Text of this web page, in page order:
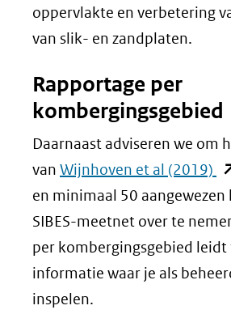
oppervlakte en verbetering
van slik- en zandplaten.
Rapportage per
kombergingsgebied
Daarnaast adviseren we om
van Wijnhoven et al (2019)
in
en minimaal 50
SIBES-meetnet over te
per kombergingsgebied
informatie waar je als
inspelen.